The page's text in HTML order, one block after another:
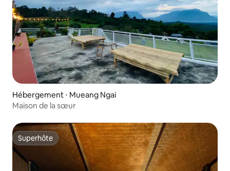
Hébergement ⋅ Mueang Ngai
Maison de la sœur
Superhôte
Superhôte